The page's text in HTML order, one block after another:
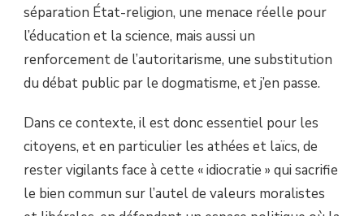
séparation État-religion, une menace réelle pour
l’éducation et la science, mais aussi un
renforcement de l’autoritarisme, une substitution
du débat public par le dogmatisme, et j’en passe.
Dans ce contexte, il est donc essentiel pour les
citoyens, et en particulier les athées et laïcs, de
rester vigilants face à cette « idiocratie » qui sacrifie
le bien commun sur l’autel de valeurs moralistes